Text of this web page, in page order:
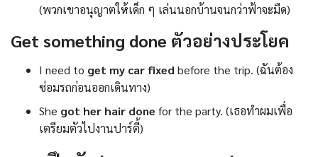
(พวกเขาอนุญาตให้เด็ก ๆ เล่นนอกบ้านจนกว่าฟ้าจะมืด)
Get something done ตัวอย่างประโยค
I need to get my car fixed before the trip. (ฉันต้อง
ซ่อมรถก่อนออกเดินทาง)
She got her hair done for the party. (เธอทำผมเพื่อ
เตรียมตัวไปงานปาร์ตี้)